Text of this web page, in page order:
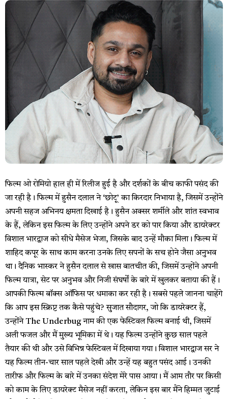
फिल्म ओ रोमियो हाल ही में रिलीज हुई है और दर्शकों के बीच काफी पसंद की
जा रही है। फिल्म में हुसैन दलाल ने ‘छोटू’ का किरदार निभाया है, जिसमें उन्होंने
अपनी सहज अभिनय क्षमता दिखाई है। हुसैन अक्सर शर्मीले और शांत स्वभाव
के हैं, लेकिन इस फिल्म के लिए उन्होंने अपने डर को पार किया और डायरेक्टर
विशाल भारद्वाज को सीधे मैसेज भेजा, जिसके बाद उन्हें मौका मिला। फिल्म में
शाहिद कपूर के साथ काम करना उनके लिए सपनों के सच होने जैसा अनुभव
था। दैनिक भास्कर ने हुसैन दलाल से खास बातचीत की, जिसमें उन्होंने अपनी
फिल्म यात्रा, सेट पर अनुभव और निजी संघर्षों के बारे में खुलकर बताया की हैं।
आपकी फिल्म बॉक्स ऑफिस पर धमाका कर रही है। सबसे पहले जानना चाहेंगे
कि आप इस स्क्रिप्ट तक कैसे पहुंचे? सुजात सौदागर, जो कि डायरेक्टर हैं,
उन्होंने The Underbug नाम की एक फेस्टिवल फिल्म बनाई थी, जिसमें
अली फजल और मैं मुख्य भूमिका में थे। यह फिल्म उन्होंने कुछ साल पहले
तैयार की थी और उसे विभिन्न फेस्टिवल में दिखाया गया। विशाल भारद्वाज सर ने
यह फिल्म तीन-चार साल पहले देखी और उन्हें यह बहुत पसंद आई। उनकी
तारीफ और फिल्म के बारे में उनका संदेश मेरे पास आया। मैं आम तौर पर किसी
को काम के लिए डायरेक्ट मैसेज नहीं करता, लेकिन इस बार मैंने हिम्मत जुटाई